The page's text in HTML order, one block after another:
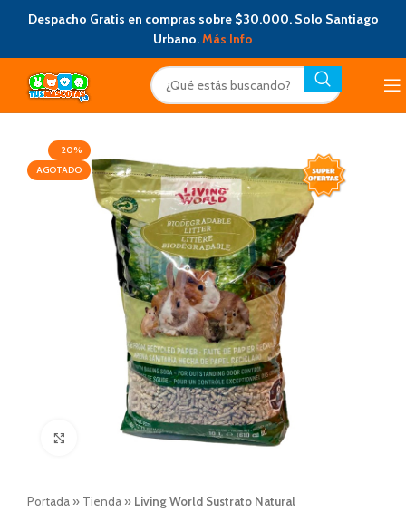
Despacho Gratis en compras sobre $30.000. Solo Santiago
Urbano.Más Info
-20%
AGOTADO
Click to enlarge
Portada » Tienda » Living World Sustrato Natural